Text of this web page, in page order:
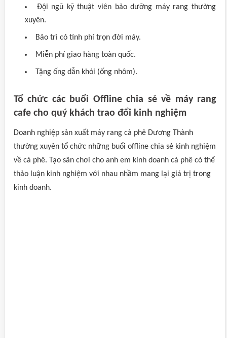
Đội ngũ kỹ thuật viên bảo dưỡng máy rang thường
xuyên.
Bảo trì có tính phí trọn đời máy.
Miễn phí giao hàng toàn quốc.
Tặng ống dẫn khói (ống nhôm).
Tổ chức các buổi Offline chia sẻ về máy rang
cafe cho quý khách trao đổi kinh nghiệm
Doanh nghiệp sản xuất máy rang cà phê Dương Thành
thường xuyên tổ chức những buổi offline chia sẻ kinh nghiệm
về cà phê. Tạo sân chơi cho anh em kinh doanh cà phê có thể
thảo luận kinh nghiệm với nhau nhầm mang lại giá trị trong
kinh doanh.